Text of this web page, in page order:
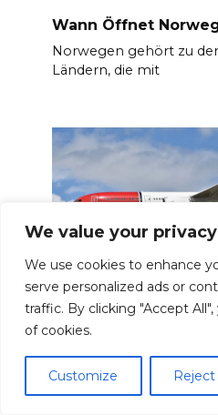
We value your privacy
We use cookies to enhance
serve personalized ads or
traffic. By clicking "Accept
of cookies.
Customize Reject
Wann Öffnet
Norwegen gehört zu
Ländern, die mit
Wie Lange Fliegt
Norwegen befindet sich
dem Längengrad 8.